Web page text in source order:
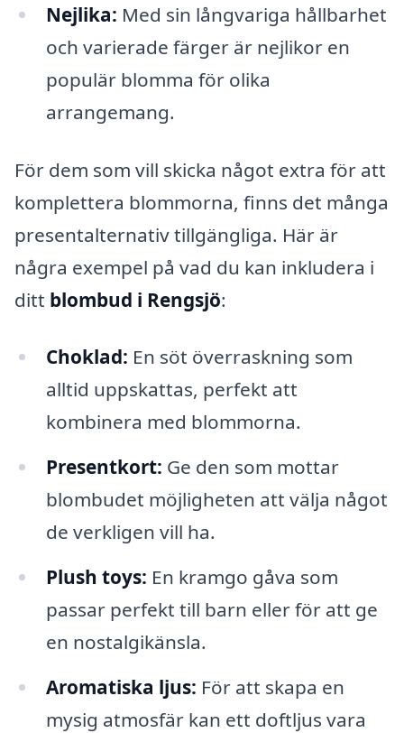
Nejlika: Med sin långvariga hållbarhet
och varierade färger är nejlikor en
populär blomma för olika
arrangemang.
För dem som vill skicka något extra för att
komplettera blommorna, finns det många
presentalternativ tillgängliga. Här är
några exempel på vad du kan inkludera i
ditt blombud i Rengsjö:
Choklad: En söt överraskning som
alltid uppskattas, perfekt att
kombinera med blommorna.
Presentkort: Ge den som mottar
blombudet möjligheten att välja något
de verkligen vill ha.
Plush toys: En kramgo gåva som
passar perfekt till barn eller för att ge
en nostalgikänsla.
Aromatiska ljus: För att skapa en
mysig atmosfär kan ett doftljus vara